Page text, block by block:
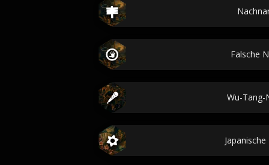
Falsche
Wu-Tang-